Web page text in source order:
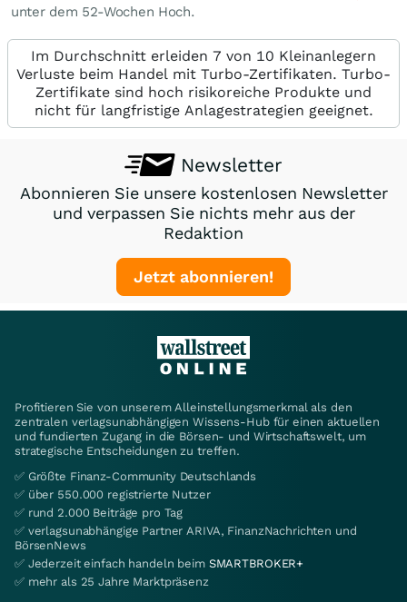
unter dem 52-Wochen Hoch.
Im Durchschnitt erleiden 7 von 10 Kleinanlegern
Verluste beim Handel mit Turbo-Zertifikaten. Turbo-
Zertifikate sind hoch risikoreiche Produkte und
nicht für langfristige Anlagestrategien geeignet.
Newsletter
Abonnieren Sie unsere kostenlosen Newsletter
und verpassen Sie nichts mehr aus der
Redaktion
Jetzt abonnieren!
Profitieren Sie von unserem Alleinstellungsmerkmal als den
zentralen verlagsunabhängigen Wissens-Hub für einen aktuellen
und fundierten Zugang in die Börsen- und Wirtschaftswelt, um
strategische Entscheidungen zu treffen.
✅ Größte Finanz-Community Deutschlands
✅ über 550.000 registrierte Nutzer
✅ rund 2.000 Beiträge pro Tag
✅ verlagsunabhängige Partner ARIVA, FinanzNachrichten und
BörsenNews
✅ Jederzeit einfach handeln beim SMARTBROKER+
✅ mehr als 25 Jahre Marktpräsenz